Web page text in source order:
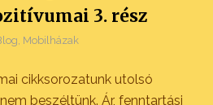
3. rész
, Mobilházak
cikksorozatunk utolsó
beszéltünk. Ár, fenntartási